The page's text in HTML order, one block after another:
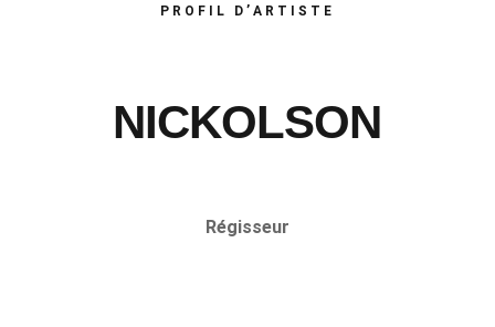
PROFIL D’ARTISTE
NICKOLSON
Régisseur